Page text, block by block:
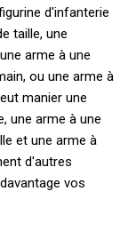
d'infanterie
taille, une
arme à une
ou une arme à
manier une
une arme à une
et une arme à
d'autres
vos